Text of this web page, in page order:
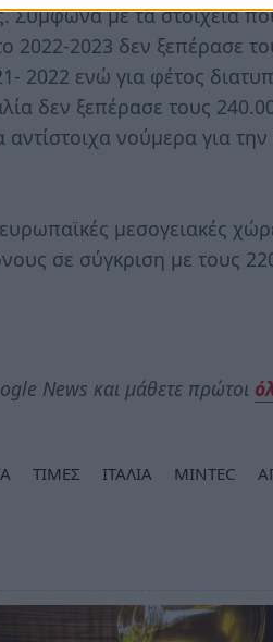
Σύμφωνα με τα στοιχεία
2022-2023 δεν ξεπέρασε
2022 ενώ για φέτος
δεν ξεπέρασε τους
νούμερα για
μεσογειακές
σε σύγκριση με τους
News και μάθετε πρώτοι
ΤΙΜΕΣ ΙΤΑΛΙΑ MINTEC